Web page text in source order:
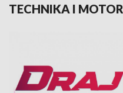
TECHNIKA I